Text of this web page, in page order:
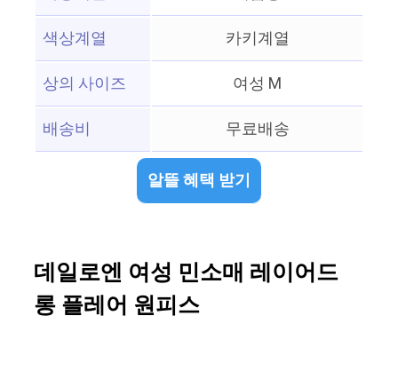
색상계열
카키계열
상의 사이즈
여성 M
배송비
무료배송
알뜰 혜택 받기
데일로엔 여성 민소매 레이어드
롱 플레어 원피스